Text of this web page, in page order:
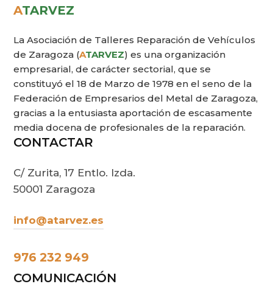
ATARVEZ
La Asociación de Talleres Reparación de Vehículos
de Zaragoza (ATARVEZ) es una organización
empresarial, de carácter sectorial, que se
constituyó el 18 de Marzo de 1978 en el seno de la
Federación de Empresarios del Metal de Zaragoza,
gracias a la entusiasta aportación de escasamente
media docena de profesionales de la reparación.
CONTACTAR
C/ Zurita, 17 Entlo. Izda.
50001 Zaragoza
info@atarvez.es
976 232 949
COMUNICACIÓN